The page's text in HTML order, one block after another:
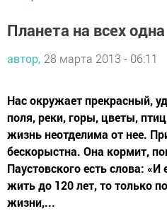
Планета на всех одна
автор, 28 марта 2013 - 06:11
Нас окружает прекрасный,
поля, реки, горы, цветы,
жизнь неотделима от нее.
бескорыстна. Она кормит,
Паустовского есть слова: «И
жить до 120 лет, то только
жизни,...